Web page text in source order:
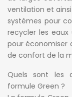
ventilation et
systèmes pour
recycler les
pour économiser
de confort de la
Quels sont les
formule Green ?